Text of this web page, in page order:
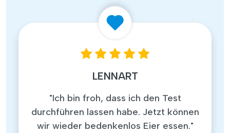
LENNART
"Ich bin froh, dass ich den Test
durchführen lassen habe. Jetzt können
wir wieder bedenkenlos Eier essen."